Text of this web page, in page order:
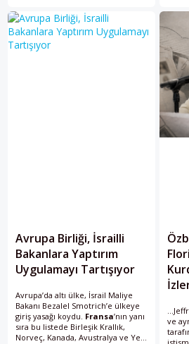
Avrupa Birliği, İsrailli
Bakanlara Yaptırım
Uygulamayı Tartışıyor
Avrupa’da altı ülke, İsrail Maliye
Bakanı Bezalel Smotrich’e ülkeye
giriş yasağı koydu. Fransa’nın yanı
sıra bu listede Birleşik Krallık,
Norveç, Kanada, Avustralya ve Yeni
ve